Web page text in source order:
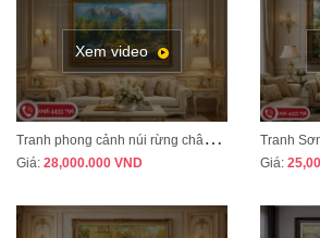
Xem video
T
ranh phong cảnh núi rừng châu Âu treo phòng khách tân cổ điển sang trọng MÃ CD03
Giá: 28,000.000 VND Giá: